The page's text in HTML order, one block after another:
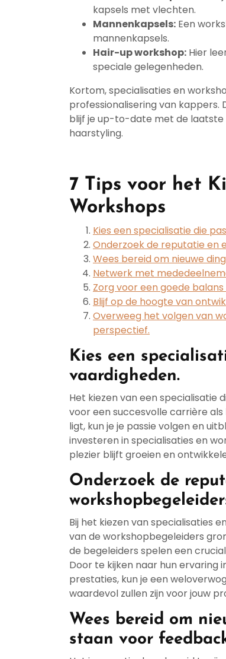
kapsels met vlechten.
Mannenkapsels: Een
mannenkapsels.
Hair-up workshop: Hier
speciale gelegenheden.
Kortom, specialisaties en
professionalisering van
blijf je up-to-date met de laatste
haarstyling.
7 Tips voor het
Workshops
Kies een specialisatie die
Onderzoek de reputatie en
Wees bereid om nieuwe
Netwerk met
Zorg voor een goede
Blijf op de hoogte van
Overweeg het volgen van
perspectief.
Kies een
vaardigheden.
Het kiezen van een specialisatie
voor een succesvolle carrière
ligt, kun je je passie volgen en
investeren in specialisaties en
plezier blijft groeien en
Onderzoek de
Bij het kiezen van specialisaties
van de workshopbegeleiders
de begeleiders spelen een
Door te kijken naar hun ervaring
prestaties, kun je een
waardevol zullen zijn voor jouw
Wees bereid om
staan voor